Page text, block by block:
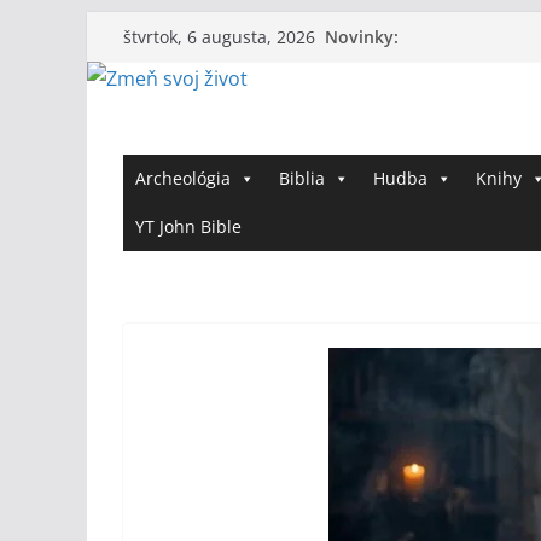
to
štvrtok, 6 augusta, 2026 Novinky:
Archeológia Biblia Hudba Knihy
YT John Bible